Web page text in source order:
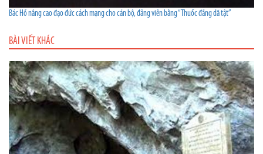
Bác Hồ nâng cao đạo đức cách mạng cho cán bộ, đảng viên bằng “Thuốc đắng dã tật”
BÀI VIẾT KHÁC